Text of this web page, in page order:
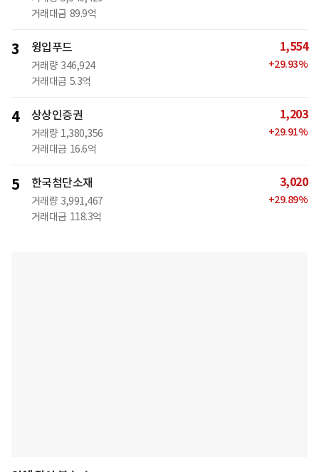
거래대금 89.9억
3 윙입푸드
거래량 346,924
거래대금 5.3억
1,554
+29.93%
4 상상인증권
거래량 1,380,356
거래대금 16.6억
1,203
+29.91%
5 한국첨단소재
거래량 3,991,467
거래대금 118.3억
3,020
+29.89%